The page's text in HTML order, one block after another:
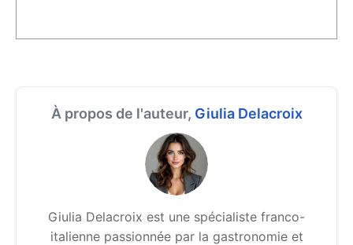
À propos de l'auteur, Giulia Delacroix
Giulia Delacroix est une spécialiste franco-
italienne passionnée par la gastronomie et